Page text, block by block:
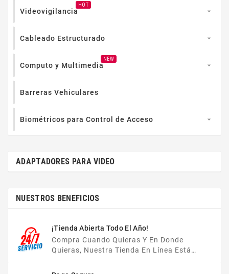
Videovigilancia
HOT

Cableado Estructurado 
Computo y Multimedia
NEW

Barreras Vehiculares
Biométricos para Control de Acceso 
ADAPTADORES PARA VIDEO
NUESTROS BENEFICIOS
¡Tienda Abierta Todo El Año!
Compra Cuando Quieras Y En Donde
Quieras, Nuestra Tienda En Línea Está